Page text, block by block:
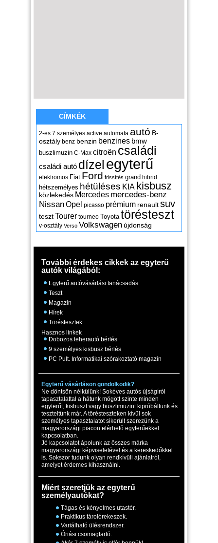
CÍMKÉK
2-es 7 személyes active automata autó B-
osztály benz benzin benzines bmw
buszlimuzin C-Max citroën családi
családi autó dízel egyterű
elektromos Fiat Ford frissítés grand hibrid
hétszemélyes hétüléses KIA kisbusz
közlekedés Mercedes mercedes-benz
NissanOpel picasso prémium renaultsuv
tesztTourer tourneo Toyota törésteszt
v-osztály Verso Volkswagen újdonság
További érdekes cikkek az egyterű
autók világából:
Egyterű autóvásárlási tanácsadás
Teszt
Magazin
Hírek
Töréstesztek
Hasznos linkek
Dobozos teherautó bérlés
9 személyes kisbusz bérlés
PC Pult. Informatikai szórakoztató magazin
Egyterű vásárláson gondolkodik?
Ne döntsön nélkülünk! Sokéves autós újságírói
tapasztalattal a hátunk mögött szinte minden
egyterűt, kisbuszt vagy buszlimuzint kipróbáltunk és
teszteltünk már. A törésteszteken kívül sok
személyes tapasztalatot sikerült szerezünk a
magyarországi piacon elérhető egyterűekkel
kapcsolatban.
Jó kapcsolatot ápolunk az összes márka
magyarországi képviseletével és a kereskedőkkel
is. Sokszor tudunk olyan rendkívüli ajánlatról,
amelyet érdemes kihasználni.
Miért szeretjük az egyterű
személyautókat?
Tágas és kényelmes utastér.
Praktikus tárolórekeszek.
Variálható ülésrendszer.
Óriási csomagtartó.